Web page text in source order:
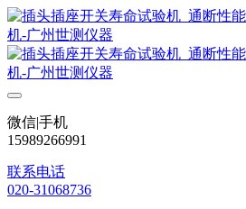
微信|手机
15989266991
联系电话
020-31068736